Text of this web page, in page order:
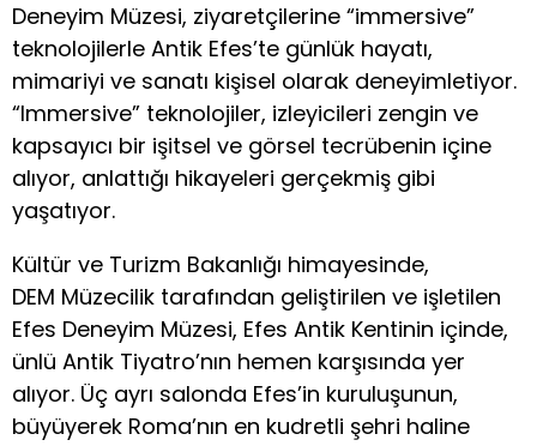
Deneyim Müzesi, ziyaretçilerine “immersive”
teknolojilerle Antik Efes’te günlük hayatı,
mimariyi ve sanatı kişisel olarak deneyimletiyor.
“Immersive” teknolojiler, izleyicileri zengin ve
kapsayıcı bir işitsel ve görsel tecrübenin içine
alıyor, anlattığı hikayeleri gerçekmiş gibi
yaşatıyor.
Kültür ve Turizm Bakanlığı himayesinde,
DEM Müzecilik tarafından geliştirilen ve işletilen
Efes Deneyim Müzesi, Efes Antik Kentinin içinde,
ünlü Antik Tiyatro’nın hemen karşısında yer
alıyor. Üç ayrı salonda Efes’in kuruluşunun,
büyüyerek Roma’nın en kudretli şehri haline